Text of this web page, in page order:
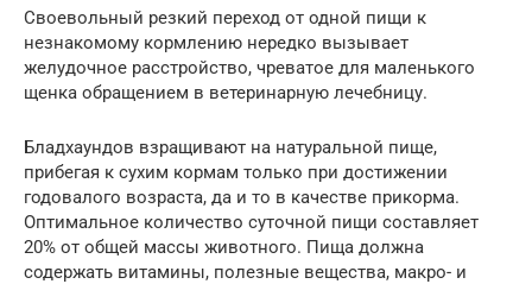
Своевольный резкий переход от одной пищи к
незнакомому кормлению нередко вызывает
желудочное расстройство, чреватое для маленького
щенка обращением в ветеринарную лечебницу.
Бладхаундов взращивают на натуральной пище,
прибегая к сухим кормам только при достижении
годовалого возраста, да и то в качестве прикорма.
Оптимальное количество суточной пищи составляет
20% от общей массы животного. Пища должна
содержать витамины, полезные вещества, макро- и